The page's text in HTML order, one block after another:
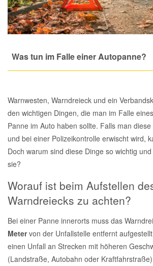
Was tun im Falle einer Autopanne?
Warnwesten, Warndreieck und ein
den wichtigen Dingen, die man im Falle
Panne im Auto haben sollte. Falls man
und bei einer Polizeikontrolle erwischt wird,
Doch warum sind diese Dinge so wichtig
sie?
Worauf ist beim Aufstellen
Warndreiecks zu achten?
Bei einer Panne innerorts muss das
Metervon der Unfallstelle entfernt
einen Unfall an Strecken mit höheren
(Landstraße, Autobahn oder
Heizung und Klimaanlage
Kühlung
Lenkung
Motor
Innenausstattung
Räder und Reifen
Riementrieb
Montage
Rostlöser
Scheibenkleber
Schmiermittel
Total Motoröle
Druckluft Werkzeuge
Halterung Abgasstrang
Handwerkzeuge
Kfz Spezialwerkzeuge
Leitungsverbinder
Motortechnik Werkzeuge
Reparatur-Zubehör
Glühlampen
Kofferraumwanne
Ladetechnik für Elektroautos
Marderschutz
Nachrüstwischer
Pannenhilfe
Schlüsselgehäuse
VW Ersatzteile
Alfa Romeo Ersatzteile
Audi Ersatzteile
BMW Ersatzteile
Chrysler Ersatzteile
Cupra Ersatzteile
Daewoo Ersatzteile